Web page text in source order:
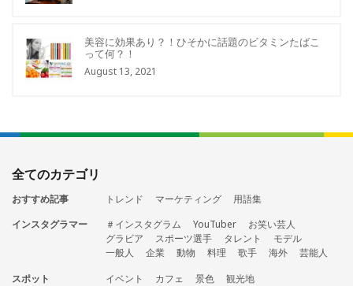
美容に効果あり？！ひそかに話題のビタミンたばこ
って何？！
August 13, 2021
全てのカテゴリ
おすすめ記事 トレンド マーケティング
用語集
インスタグラマー
＃インスタグラム YouTuber
お笑い芸人
グラビア
スポーツ選手 タレント
モデル
一般人
企業 動物 料理 歌手 海外
芸能人
スポット
イベント カフェ 景色
観光地